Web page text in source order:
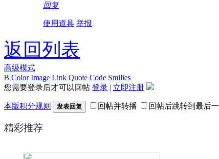
回复
使用道具 举报
返回列表
高级模式
B Color Image Link Quote Code Smilies
您需要登录后才可以回帖 登录 | 立即注册
本版积分规则 发表回复 回帖并转播 回帖后跳转到最后
精彩推荐